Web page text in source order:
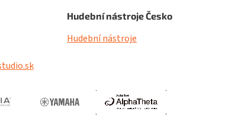
Hudební nástroje Česko
Hudební nástroje